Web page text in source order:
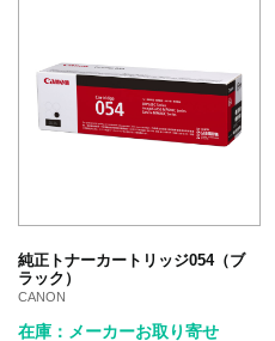
純正トナーカートリッジ054（ブ
ラック）
CANON
在庫：メーカーお取り寄せ